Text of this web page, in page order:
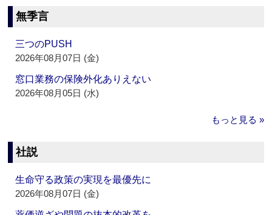
無季言
三つのPUSH
2026年08月07日 (金)
窓口業務の保険外化ありえない
2026年08月05日 (水)
もっと見る »
社説
生命守る政策の実現を最優先に
2026年08月07日 (金)